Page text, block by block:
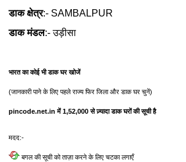
डाक क्षेत्र:- SAMBALPUR
डाक मंडल:- उड़ीसा
भारत का कोई भी डाक घर खोजें
(जानकारी पाने के लिए पहले राज्य फिर जिला और डाक घर चुनें)
pincode.net.in में 1,52,000 से ज़्यादा डाक घरों की सूची है
मदद:-
बगल की सूची को ताज़ा करने के लिए चटका लगाएँ